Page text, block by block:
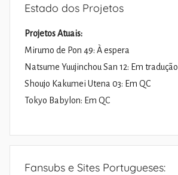
Estado dos Projetos
Projetos Atuais:
Mirumo de Pon 49: À espera
Natsume Yuujinchou San 12: Em tradução
Shoujo Kakumei Utena 03: Em QC
Tokyo Babylon: Em QC
Fansubs e Sites Portugueses: